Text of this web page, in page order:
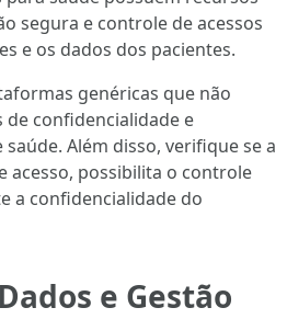
segura e controle de acessos
e os dados dos pacientes.
genéricas que não
confidencialidade e
Além disso, verifique se a
acesso, possibilita o controle
a confidencialidade do
e Gestão